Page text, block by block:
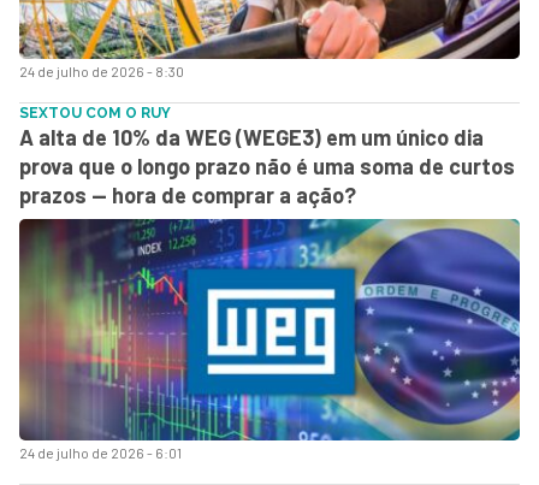
24 de julho de 2026 - 8:30
24 de julho de 2026 - 6:01
SEXTOU COM O RUY
A alta de 10% da WEG (WEGE3) em um único dia
prova que o longo prazo não é uma soma de curtos
prazos — hora de comprar a ação?